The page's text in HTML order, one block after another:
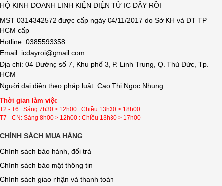
HỘ KINH DOANH LINH KIỆN ĐIỆN TỬ IC ĐÂY RỒI
MST 0314342572 được cấp ngày 04/11/2017 do Sở KH và ĐT TP
HCM cấp
Hotline: 0385593358
Email: icdayroi@gmail.com
Địa chỉ: 04 Đường số 7, Khu phố 3, P. Linh Trung, Q. Thủ Đức, Tp.
HCM
Người đại diện theo pháp luật: Cao Thị Ngọc Nhung
Thời gian làm việc
T2 - T6 : Sáng 7h30 > 12h00 : Chiều 13h30 > 18h00
T7 - CN: Sáng 8h00 > 12h00 : Chiều 13h30 > 17h00
CHÍNH SÁCH MUA HÀNG
Chính sách bảo hành, đổi trả
Chính sách bảo mật thông tin
Chính sách giao nhận và thanh toán